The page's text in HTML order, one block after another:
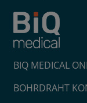
BIQ MEDICAL
BOHRDRAHT